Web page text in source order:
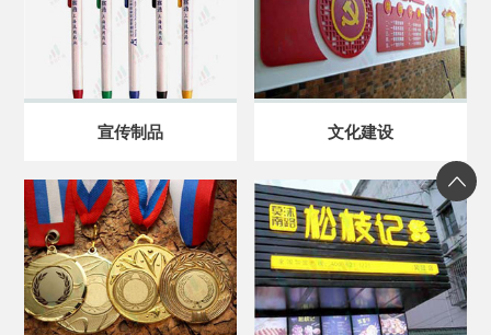
宣传制品 文化建设